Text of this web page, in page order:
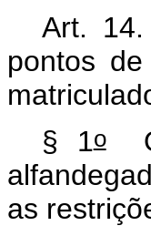
Art.
pontos
§ 1o
as